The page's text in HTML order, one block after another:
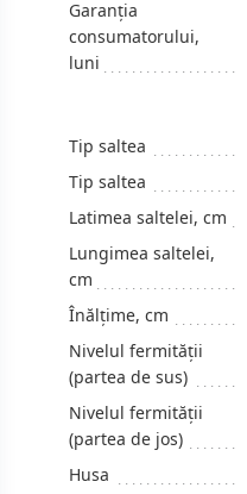
Garanția
consumatorului,
luni
Tip saltea
Tip saltea
Latimea saltelei, cm
Lungimea saltelei,
cm
Înălțime, сm
Nivelul fermității
(partea de sus)
Nivelul fermității
(partea de jos)
Husa